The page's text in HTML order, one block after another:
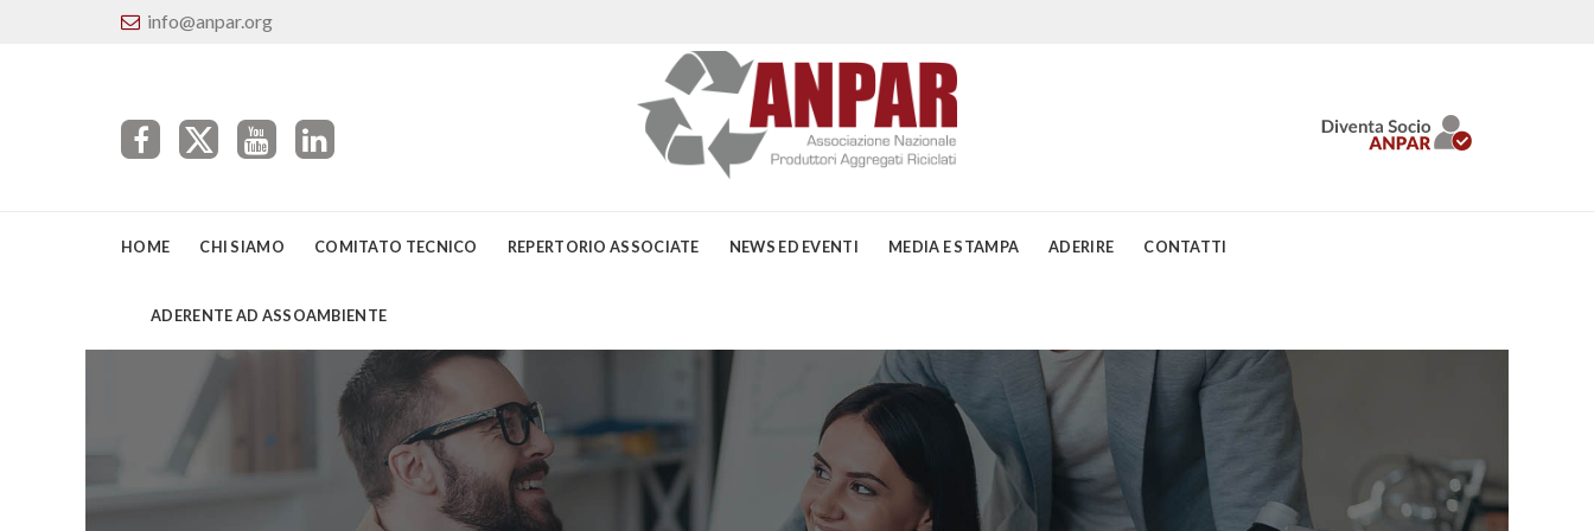
info@anpar.org
HOME CHI SIAMO COMITATO TECNICO REPERTORIO ASSOCIATE NEWS ED EVENTI MEDIA E STAMPA ADERIRE CONTATTI
ADERENTE AD ASSOAMBIENTE